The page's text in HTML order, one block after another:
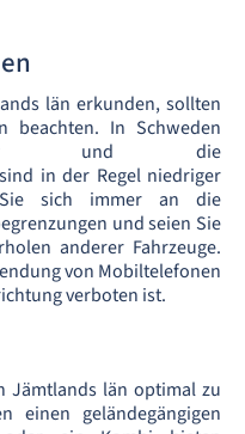
län erkunden, sollten
beachten. In Schweden
und die
in der Regel niedriger
sich immer an die
und seien Sie
anderer Fahrzeuge.
von Mobiltelefonen
verboten ist.
Jämtlands län optimal zu
einen geländegängigen